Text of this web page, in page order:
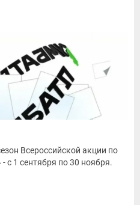
Всероссийской акции по
с 1 сентября по 30 ноября.